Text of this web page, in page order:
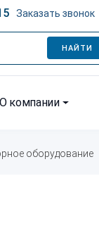
Заказать звонок
НАЙТИ
О компании
оборудование